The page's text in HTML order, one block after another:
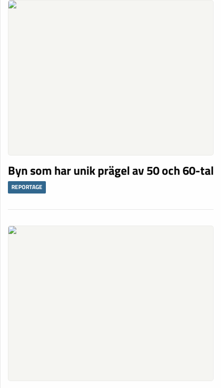
Byn som har unik prägel av 50 och 60-tal
REPORTAGE